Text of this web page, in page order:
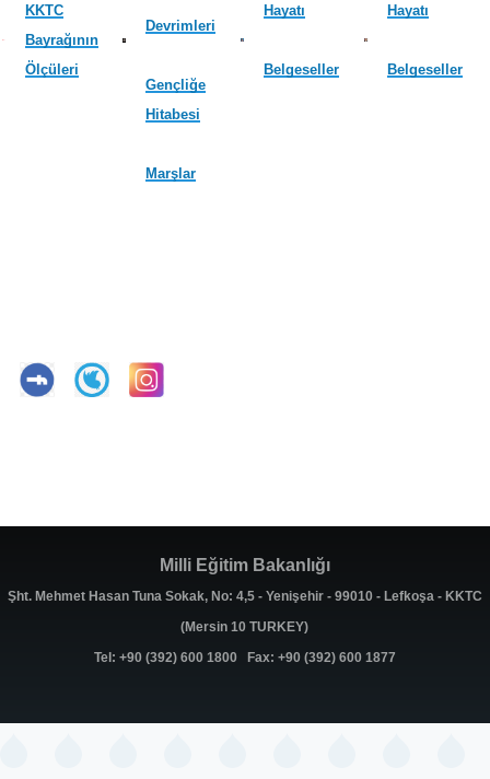
KKTC
Bayrağının
Ölçüleri
Devrimleri
Gençliğe
Hitabesi
Marşlar
Hayatı
Belgeseller
Hayatı
Belgeseller
Milli Eğitim Bakanlığı
Şht. Mehmet Hasan Tuna Sokak, No: 4,5 - Yenişehir - 99010 - Lefkoşa - KKTC
(Mersin 10 TURKEY)
Tel: +90 (392) 600 1800 Fax: +90 (392) 600 1877